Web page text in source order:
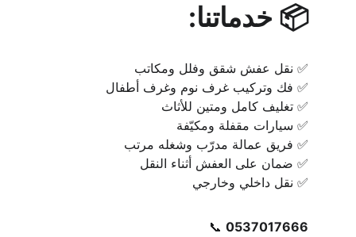
📦 خدماتنا:
✅ نقل عفش شقق وفلل ومكاتب
✅ فك وتركيب غرف نوم وغرف أطفال
✅ تغليف كامل ومتين للأثاث
✅ سيارات مقفلة ومكيّفة
✅ فريق عمالة مدرّب وشغله مرتب
✅ ضمان على العفش أثناء النقل
✅ نقل داخلي وخارجي
📞 0537017666